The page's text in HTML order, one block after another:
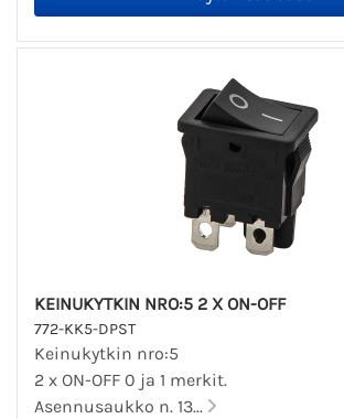
KEINUKYTKIN NRO:5 2 X ON-OFF
772-KK5-DPST
Keinukytkin nro:5
2 x ON-OFF 0 ja 1 merkit.
Asennusaukko n. 13...